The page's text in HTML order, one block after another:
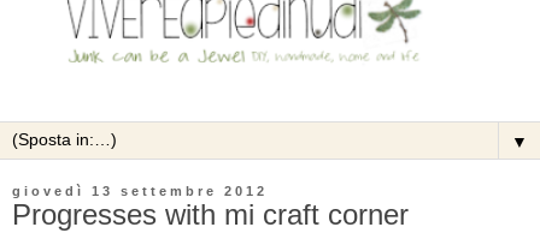
▼
giovedì 13 settembre 2012
Progresses with mi craft corner